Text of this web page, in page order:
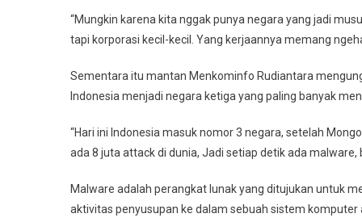
“Mungkin karena kita nggak punya negara yang jadi
tapi korporasi kecil-kecil. Yang kerjaannya memang
Sementara itu mantan Menkominfo Rudiantara
Indonesia menjadi negara ketiga yang paling banyak
“Hari ini Indonesia masuk nomor 3 negara, setelah
ada 8 juta attack di dunia, Jadi setiap detik ada malware,
Malware adalah perangkat lunak yang ditujukan untuk
aktivitas penyusupan ke dalam sebuah sistem